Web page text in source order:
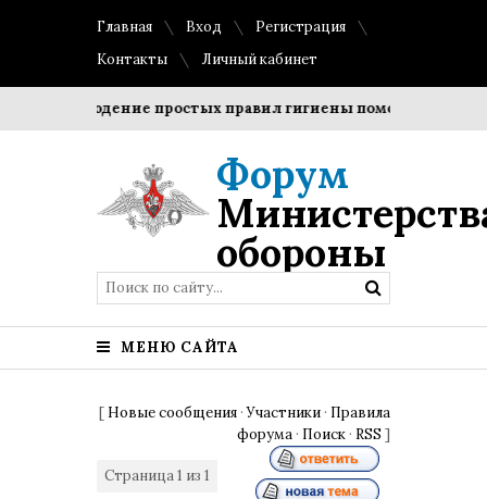
Главная Вход
Регистрация
Контакты
Личный кабинет
Соблюдение простых правил гигиены помогает
Форум
обороны
МЕНЮ САЙТА
[ Новые сообщения ·Участники · Правила
форума · Поиск · RSS ]
Страница1 из 1